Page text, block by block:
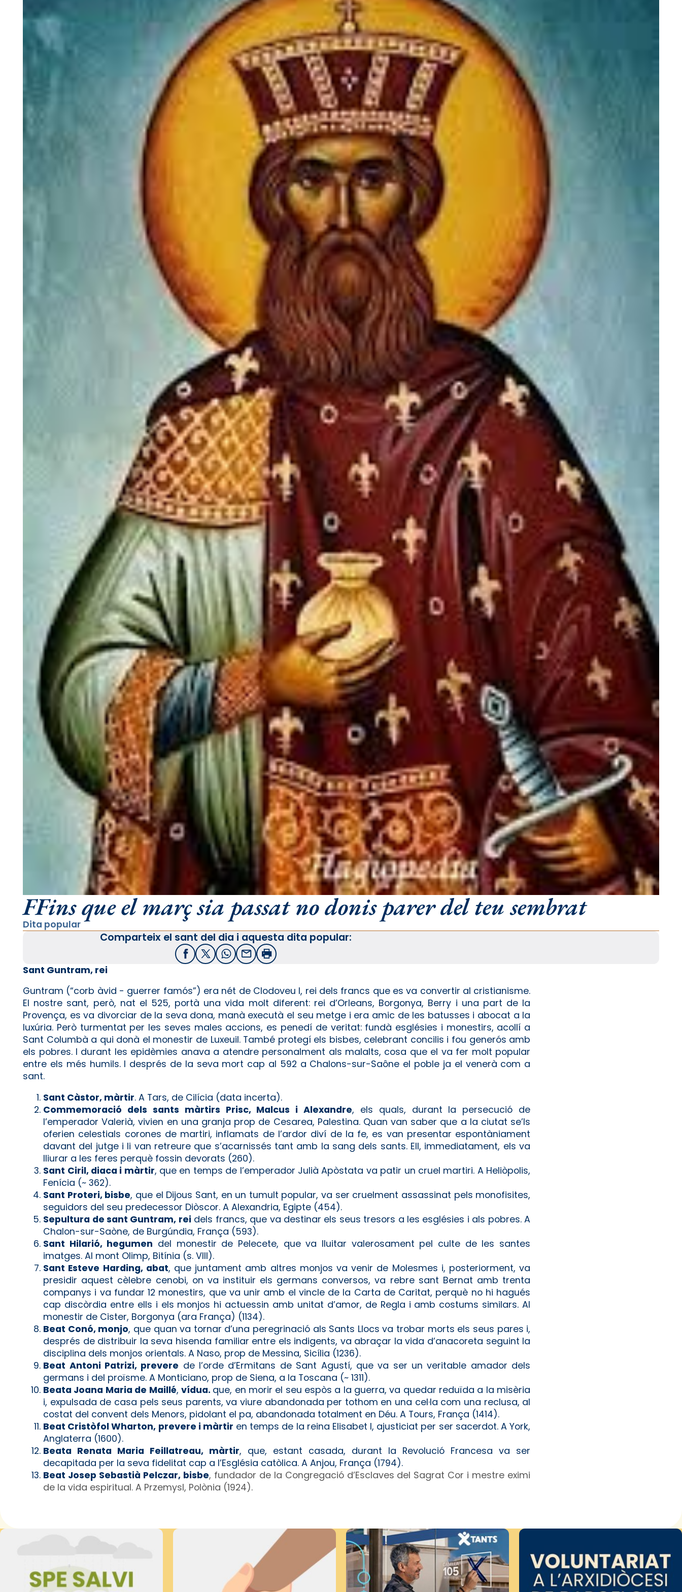
FFins que el març sia passat no donis parer del teu sembrat
Dita popular
Comparteix el sant del dia i aquesta dita popular:
FacebookX / Twitter
WhatsApp
EmailImprimir
Sant Guntram, rei
Guntram (“corb àvid - guerrer famós”) era nét de Clodoveu I, rei dels francs que es va convertir al cristianisme.
El nostre sant, però, nat el 525, portà una vida molt diferent: rei d’Orleans, Borgonya, Berry i una part de la
Provença, es va divorciar de la seva dona, manà executà el seu metge i era amic de les batusses i abocat a la
luxúria. Però turmentat per les seves males accions, es penedí de veritat: fundà esglésies i monestirs, acollí a
Sant Columbà a qui donà el monestir de Luxeuil. També protegí els bisbes, celebrant concilis i fou generós amb
els pobres. I durant les epidèmies anava a atendre personalment als malalts, cosa que el va fer molt popular
entre els més humils. I després de la seva mort cap al 592 a Chalons-sur-Saône el poble ja el venerà com a
sant.
Sant Càstor, màrtir. A Tars, de Cilícia (data incerta).
Commemoració dels sants màrtirs Prisc, Malcus i Alexandre, els quals, durant la persecució de
l’emperador Valerià, vivien en una granja prop de Cesarea, Palestina. Quan van saber que a la ciutat se’ls
oferien celestials corones de martiri, inflamats de l’ardor diví de la fe, es van presentar espontàniament
davant del jutge i li van retreure que s’acarnissés tant amb la sang dels sants. Ell, immediatament, els va
lliurar a les feres perquè fossin devorats (260).
Sant Ciril, diaca i màrtir, que en temps de l’emperador Julià Apòstata va patir un cruel martiri. A Heliòpolis,
Fenícia (~ 362).
Sant Proteri, bisbe, que el Dijous Sant, en un tumult popular, va ser cruelment assassinat pels monofisites,
seguidors del seu predecessor Diòscor. A Alexandria, Egipte (454).
Sepultura de sant Guntram, rei dels francs, que va destinar els seus tresors a les esglésies i als pobres. A
Chalon-sur-Saòne, de Burgúndia, França (593).
Sant Hilarió, hegumen del monestir de Pelecete, que va lluitar valerosament pel culte de les santes
imatges. Al mont Olimp, Bitínia (s. VIII).
Sant Esteve Harding, abat, que juntament amb altres monjos va venir de Molesmes i, posteriorment, va
presidir aquest cèlebre cenobi, on va instituir els germans conversos, va rebre sant Bernat amb trenta
companys i va fundar 12 monestirs, que va unir amb el vincle de la Carta de Caritat, perquè no hi hagués
cap discòrdia entre ells i els monjos hi actuessin amb unitat d’amor, de Regla i amb costums similars. Al
monestir de Cister, Borgonya (ara França) (1134).
Beat Conó, monjo, que quan va tornar d’una peregrinació als Sants Llocs va trobar morts els seus pares i,
després de distribuir la seva hisenda familiar entre els indigents, va abraçar la vida d’anacoreta seguint la
disciplina dels monjos orientals. A Naso, prop de Messina, Sicília (1236).
Beat Antoni Patrizi, prevere de l’orde d’Ermitans de Sant Agustí, que va ser un veritable amador dels
germans i del proïsme. A Monticiano, prop de Siena, a la Toscana (~ 1311).
Beata Joana Maria de Maillé, vídua. que, en morir el seu espòs a la guerra, va quedar reduïda a la misèria
i, expulsada de casa pels seus parents, va viure abandonada per tothom en una cel·la com una reclusa, al
costat del convent dels Menors, pidolant el pa, abandonada totalment en Déu. A Tours, França (1414).
Beat Cristòfol Wharton, prevere i màrtir en temps de la reina Elisabet I, ajusticiat per ser sacerdot. A York,
Anglaterra (1600).
Beata Renata Maria Feillatreau, màrtir, que, estant casada, durant la Revolució Francesa va ser
decapitada per la seva fidelitat cap a l’Església catòlica. A Anjou, França (1794).
Beat Josep Sebastià Pelczar, bisbe, fundador de la Congregació d’Esclaves del Sagrat Cor i mestre eximi
de la vida espiritual. A Przemysl, Polònia (1924).